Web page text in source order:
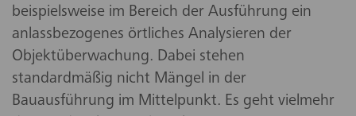
beispielsweise im Bereich der Ausführung ein
anlassbezogenes örtliches Analysieren der
Objektüberwachung. Dabei stehen
standardmäßig nicht Mängel in der
Bauausführung im Mittelpunkt. Es geht vielmehr